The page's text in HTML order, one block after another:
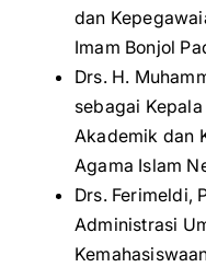
dan
Imam Bonjol
Drs. H.
sebagai
Akademik dan
Agama Islam
Drs. Ferimeldi,
Administrasi